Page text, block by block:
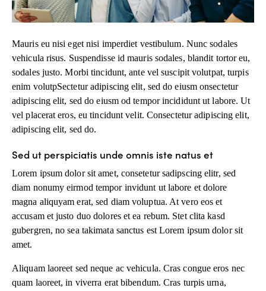
Mauris eu nisi eget nisi imperdiet vestibulum. Nunc sodales
vehicula risus. Suspendisse id mauris sodales, blandit tortor eu,
sodales justo. Morbi tincidunt, ante vel suscipit volutpat, turpis
enim volutpSectetur adipiscing elit, sed do eiusm onsectetur
adipiscing elit, sed do eiusm od tempor incididunt ut labore. Ut
vel placerat eros, eu tincidunt velit. Consectetur adipiscing elit,
adipiscing elit, sed do.
Sed ut perspiciatis unde omnis iste natus et
Lorem ipsum dolor sit amet, consetetur sadipscing elitr, sed
diam nonumy eirmod tempor invidunt ut labore et dolore
magna aliquyam erat, sed diam voluptua. At vero eos et
accusam et justo duo dolores et ea rebum. Stet clita kasd
gubergren, no sea takimata sanctus est Lorem ipsum dolor sit
amet.
Aliquam laoreet sed neque ac vehicula. Cras congue eros nec
quam laoreet, in viverra erat bibendum. Cras turpis urna,